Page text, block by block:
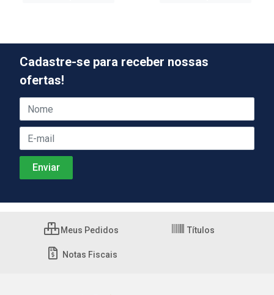
Cadastre-se para receber nossas
ofertas!
Meus Pedidos Títulos
Notas Fiscais